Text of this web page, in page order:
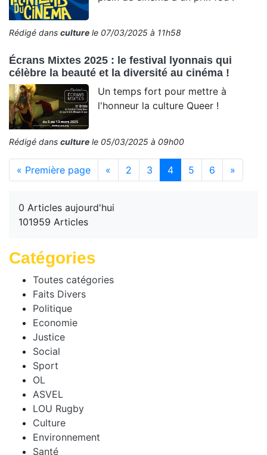
0 Articles aujourd'hui
101959 Articles
Catégories
Toutes catégories
Faits Divers
Politique
Economie
Justice
Social
Sport
OL
ASVEL
LOU Rugby
Culture
Environnement
Santé
Rédigé dans culture le 07/03/2025 à 11h58
Écrans Mixtes 2025 : le festival lyonnais qui
célèbre la beauté et la diversité au cinéma !
Un temps fort pour mettre à
l'honneur la culture Queer !
Rédigé dans culture le 05/03/2025 à 09h00
« Première page « 2 3 4(current)
5 6 »